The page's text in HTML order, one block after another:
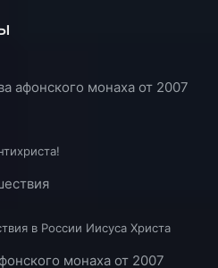
афонского монаха от 2007
в России Иисуса Христа
монаха от 2007